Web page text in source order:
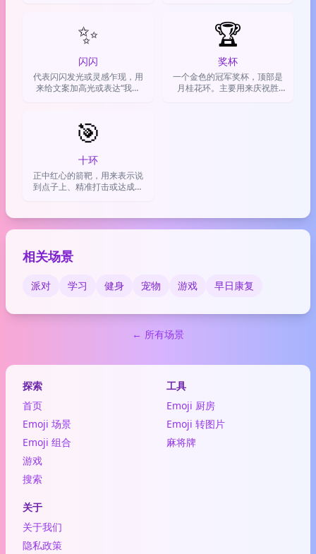
✨
闪闪
代表闪闪发光或灵感乍现，用
来给文案加高光或表达“我超
🏆
奖杯
一个金色的冠军奖杯，顶部是
月桂花环。主要用来庆祝胜
🎯
十环
正中红心的箭靶，用来表示说
到点子上、精准打击或达成目
相关场景
派对 学习 健身 宠物 游戏 早日康复
← 所有场景
探索
首页
Emoji 场景
Emoji 组合
游戏
搜索
工具
Emoji 厨房
Emoji 转图片
麻将牌
关于
关于我们
隐私政策